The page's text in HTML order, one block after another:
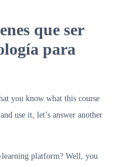
que ser
para
you know what this course
use it, let’s answer another
platform? Well, you